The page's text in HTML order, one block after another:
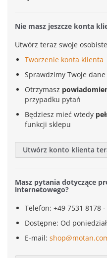
Nie masz jeszcze konta
Utwórz teraz swoje
Tworzenie konta klienta
Sprawdzimy Twoje
Otrzymasz
przypadku pytań
Będziesz mieć wtedy
funkcji sklepu
Utwórz konto klienta
Masz pytania dotyczące
internetowego?
Telefon: +49 7531 8178 -
Dostępne: Od
E-mail: